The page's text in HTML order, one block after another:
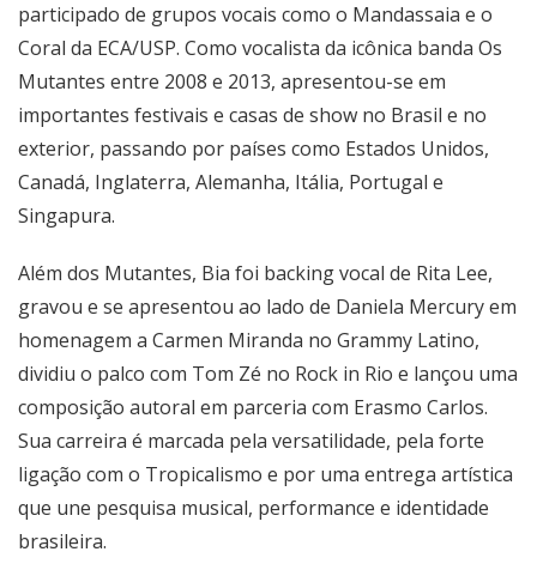
participado de grupos vocais como o Mandassaia e o
Coral da ECA/USP. Como vocalista da icônica banda Os
Mutantes entre 2008 e 2013, apresentou-se em
importantes festivais e casas de show no Brasil e no
exterior, passando por países como Estados Unidos,
Canadá, Inglaterra, Alemanha, Itália, Portugal e
Singapura.
Além dos Mutantes, Bia foi backing vocal de Rita Lee,
gravou e se apresentou ao lado de Daniela Mercury em
homenagem a Carmen Miranda no Grammy Latino,
dividiu o palco com Tom Zé no Rock in Rio e lançou uma
composição autoral em parceria com Erasmo Carlos.
Sua carreira é marcada pela versatilidade, pela forte
ligação com o Tropicalismo e por uma entrega artística
que une pesquisa musical, performance e identidade
brasileira.